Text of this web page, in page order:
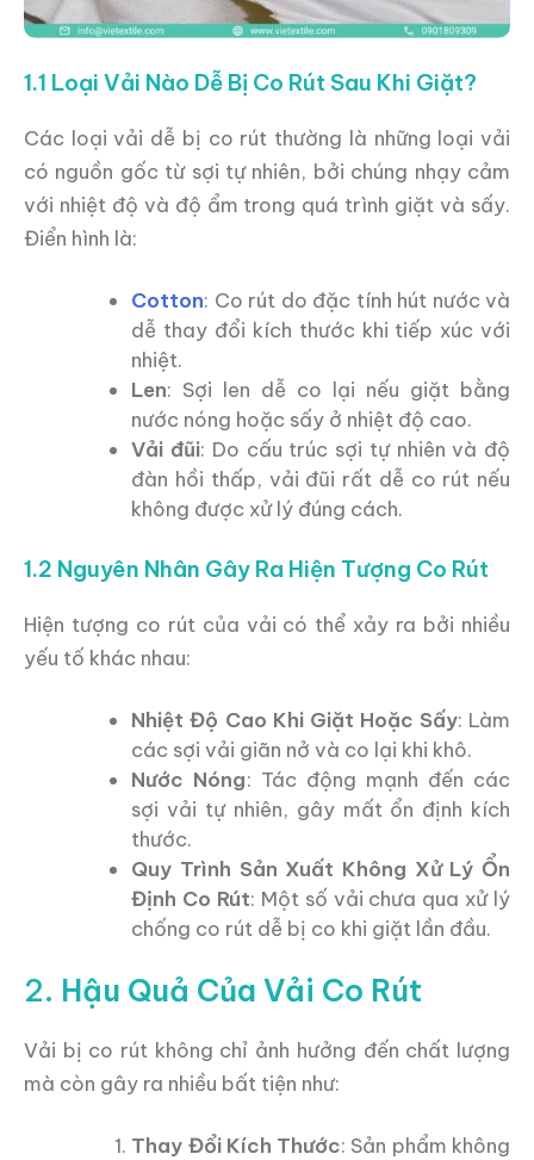
1.1 Loại Vải Nào Dễ Bị Co Rút Sau Khi Giặt?
Các loại vải dễ bị co rút thường là những loại vải
có nguồn gốc từ sợi tự nhiên, bởi chúng nhạy cảm
với nhiệt độ và độ ẩm trong quá trình giặt và sấy.
Điển hình là:
Cotton: Co rút do đặc tính hút nước và
dễ thay đổi kích thước khi tiếp xúc với
nhiệt.
Len: Sợi len dễ co lại nếu giặt bằng
nước nóng hoặc sấy ở nhiệt độ cao.
Vải đũi: Do cấu trúc sợi tự nhiên và độ
đàn hồi thấp, vải đũi rất dễ co rút nếu
không được xử lý đúng cách.
1.2 Nguyên Nhân Gây Ra Hiện Tượng Co Rút
Hiện tượng co rút của vải có thể xảy ra bởi nhiều
yếu tố khác nhau:
Nhiệt Độ Cao Khi Giặt Hoặc Sấy: Làm
các sợi vải giãn nở và co lại khi khô.
Nước Nóng: Tác động mạnh đến các
sợi vải tự nhiên, gây mất ổn định kích
thước.
Quy Trình Sản Xuất Không Xử Lý Ổn
Định Co Rút: Một số vải chưa qua xử lý
chống co rút dễ bị co khi giặt lần đầu.
2. Hậu Quả Của Vải Co Rút
Vải bị co rút không chỉ ảnh hưởng đến chất lượng
mà còn gây ra nhiều bất tiện như:
Thay Đổi Kích Thước: Sản phẩm không